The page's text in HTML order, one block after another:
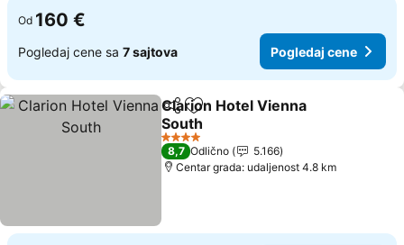
Od 160 €
Pogledaj cene sa 7 sajtova Pogledaj cene
Deli Dodati u favorite
Clarion Hotel Vienna
South
Pogledaj cene
4 Zvezdice
8,7 Odlično
5.166
Centar grada: udaljenost 4.8 km